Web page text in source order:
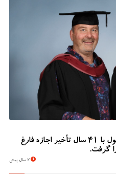
دانشجوی 62 ساله دانشگاه بریستول با 41 سال تأخیر اجازه فارغ
گرفت.
2 سال پیش